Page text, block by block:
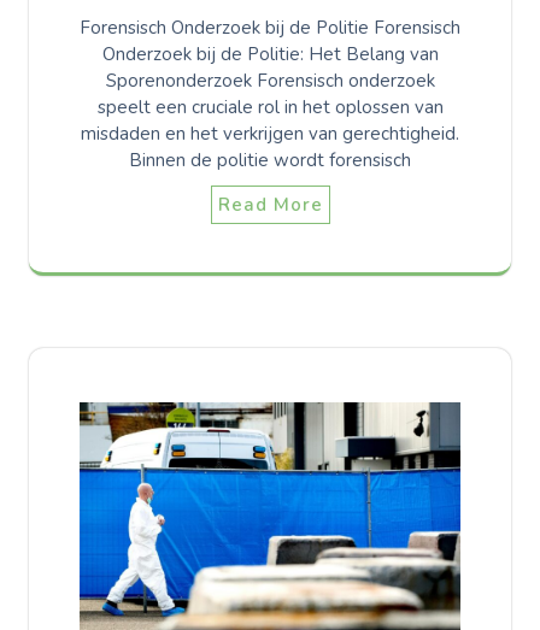
Forensisch Onderzoek bij de Politie Forensisch
Onderzoek bij de Politie: Het Belang van
Sporenonderzoek Forensisch onderzoek
speelt een cruciale rol in het oplossen van
misdaden en het verkrijgen van gerechtigheid.
Binnen de politie wordt forensisch
Read More